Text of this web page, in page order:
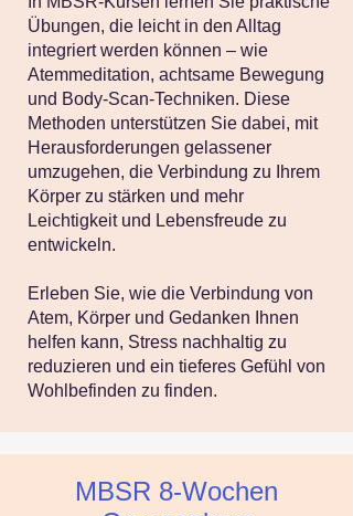
Übungen, die leicht in den Alltag
integriert werden können – wie
Atemmeditation, achtsame Bewegung
und Body-Scan-Techniken. Diese
Methoden unterstützen Sie dabei, mit
Herausforderungen gelassener
umzugehen, die Verbindung zu Ihrem
Körper zu stärken und mehr
Leichtigkeit und Lebensfreude zu
entwickeln.
Erleben Sie, wie die Verbindung von
Atem, Körper und Gedanken Ihnen
helfen kann, Stress nachhaltig zu
reduzieren und ein tieferes Gefühl von
Wohlbefinden zu finden.
MBSR 8-Wochen